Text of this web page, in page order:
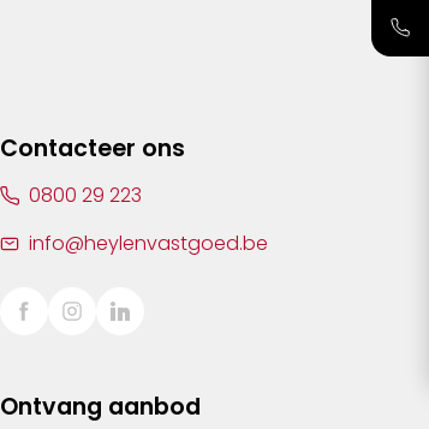
Contacteer ons
0800 29 223
info@heylenvastgoed.be
Ontvang aanbod